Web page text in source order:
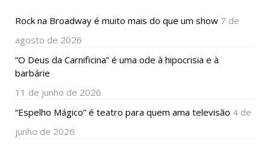
Rock na Broadway é muito mais do que um show 7 de
agosto de 2026
“O Deus da Carnificina” é uma ode à hipocrisia e à
barbárie
11 de junho de 2026
“Espelho Mágico” é teatro para quem ama televisão 4 de
junho de 2026